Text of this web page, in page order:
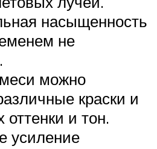
насыщенность
не
можно
краски и
оттенки и тон.
усиление